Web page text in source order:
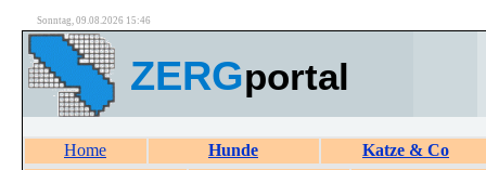
Sonntag, 09.08.2026 15:46
ZERGportal
Home Hunde
Katze & Co